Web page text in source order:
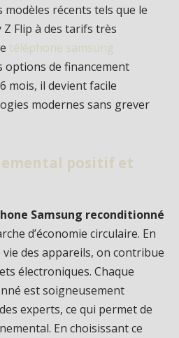
récents tels que le
Z Flip à des tarifs très
téléphone samsung
options de financement
mois, il devient facile
modernes sans grever
positif et
Samsung reconditionné
d’économie circulaire. En
des appareils, on contribue
électroniques. Chaque
est soigneusement
experts, ce qui permet de
En choisissant ce